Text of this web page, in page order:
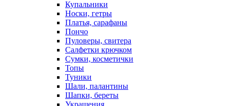
Купальники
Носки, гетры
Платья, сарафаны
Пончо
Пуловеры, свитера
Салфетки крючком
Сумки, косметички
Топы
Туники
Шали, палантины
Шапки, береты
Украшения